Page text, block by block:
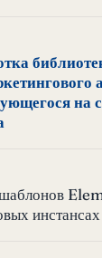
на